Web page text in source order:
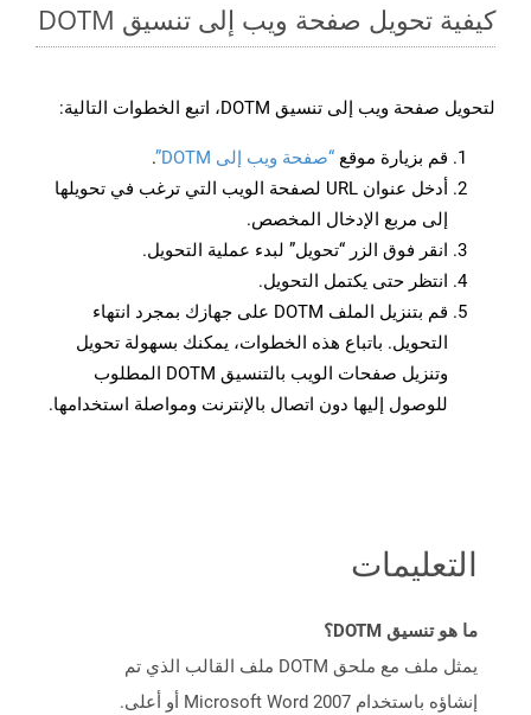
كيفية تحويل صفحة ويب إلى تنسيق DOTM
لتحويل صفحة ويب إلى تنسيق DOTM، اتبع الخطوات التالية:
قم بزيارة موقع “صفحة ويب إلى DOTM”
.
أدخل عنوان URL لصفحة الويب التي ترغب في تحويلها
إلى مربع الإدخال المخصص.
انقر فوق الزر “تحويل” لبدء عملية التحويل.
انتظر حتى يكتمل التحويل.
قم بتنزيل الملف DOTM على جهازك بمجرد انتهاء
التحويل. باتباع هذه الخطوات، يمكنك بسهولة تحويل
وتنزيل صفحات الويب بالتنسيق DOTM المطلوب
للوصول إليها دون اتصال بالإنترنت ومواصلة استخدامها.
التعليمات
ما هو تنسيق DOTM؟
يمثل ملف مع ملحق DOTM ملف القالب الذي تم
إنشاؤه باستخدام Microsoft Word 2007 أو أعلى.